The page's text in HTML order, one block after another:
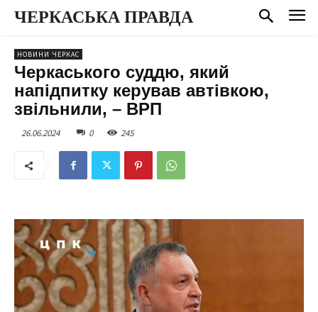
ЧЕРКАСЬКА ПРАВДА
НОВИНИ ЧЕРКАС
Черкаського суддю, який
напідпитку керував автівкою,
звільнили, – ВРП
26.06.2024 0 245